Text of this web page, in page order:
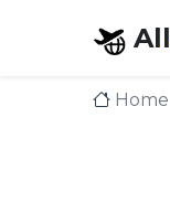
All
Home